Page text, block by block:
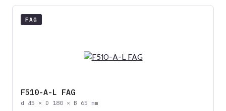
FAG
F510-A-L FAG
d 45 × D 180 × B 65 mm